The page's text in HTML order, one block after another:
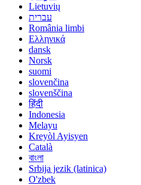
Lietuvių
עברית
România limbi
Ελληνικά
dansk
Norsk
suomi
slovenčina
slovenščina
हिंदी
Indonesia
Melayu
Kreyòl Ayisyen
Català
বাংলা
Srbija jezik (latinica)
O'zbek